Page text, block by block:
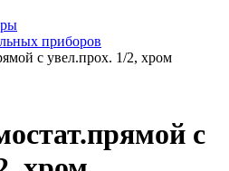
приборов
с увел.прох. 1/2, хром
с